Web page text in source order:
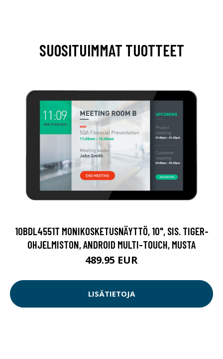
SUOSITUIMMAT TUOTTEET
10BDL4551T MONIKOSKETUSNÄYTTÖ, 10", SIS. TIGER-
OHJELMISTON, ANDROID MULTI-TOUCH, MUSTA
489.95 EUR
LISÄTIETOJA